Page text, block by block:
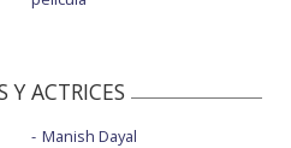
Y ACTRICES
Manish Dayal